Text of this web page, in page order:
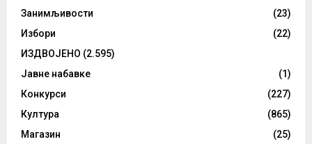
Занимљивости
(23)
Избори
(22)
ИЗДВОЈЕНО (2.595)
Јавне набавке
(1)
Конкурси
(227)
Култура
(865)
Магазин
(25)